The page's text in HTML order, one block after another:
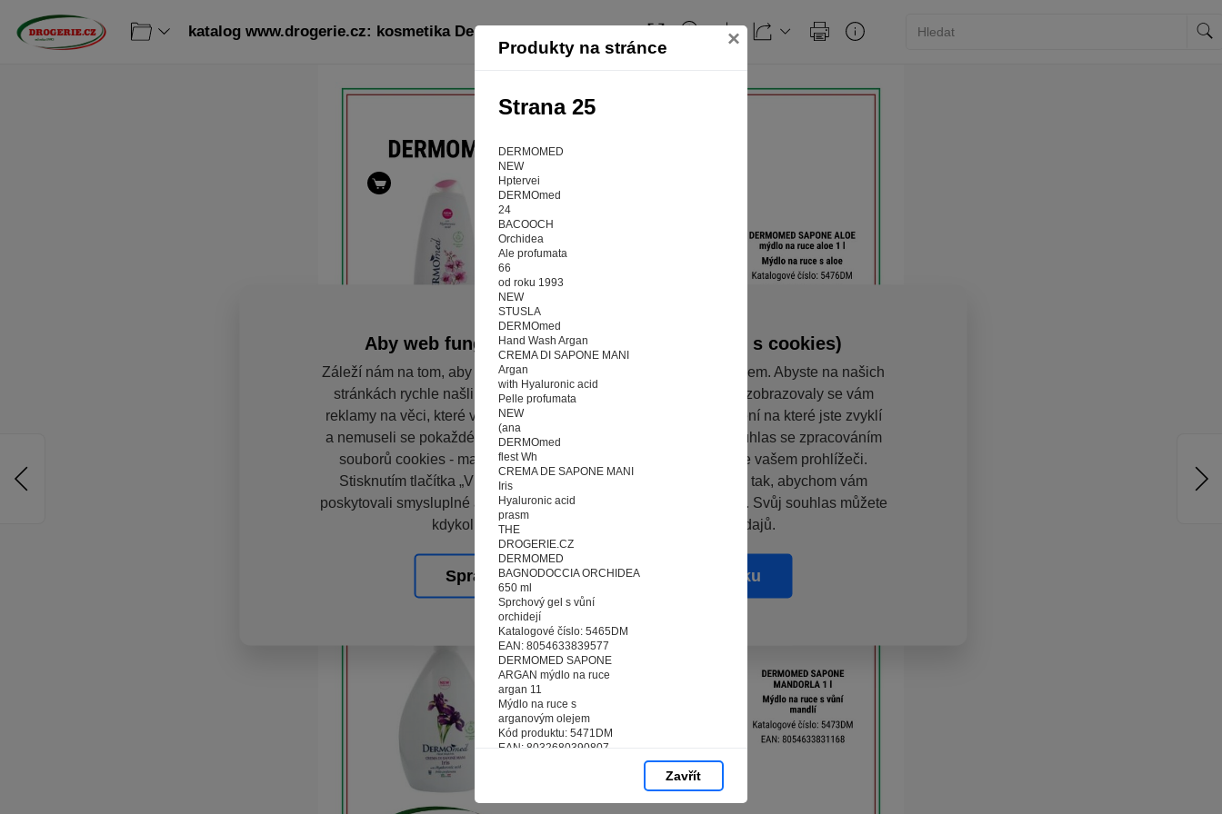
Produkty na stránce ×
Strana 25
DERMOMED
NEW
Hptervei
DERMOmed
24
BACOOCH
Orchidea
Ale profumata
66
od roku 1993
NEW
STUSLA
DERMOmed
Hand Wash Argan
CREMA DI SAPONE MANI
Argan
with Hyaluronic acid
Pelle profumata
NEW
(ana
DERMOmed
flest Wh
CREMA DE SAPONE MANI
Iris
Hyaluronic acid
prasm
THE
DROGERIE.CZ
DERMOMED
BAGNODOCCIA ORCHIDEA
650 ml
Sprchový gel s vůní
orchidejí
Katalogové číslo: 5465DM
EAN: 8054633839577
DERMOMED SAPONE
ARGAN mýdlo na ruce
argan 11
Mýdlo na ruce s
arganovým olejem
Kód produktu: 5471DM
EAN: 8032680390807
kosatce
Zavřít
katalog www.drogerie.cz: kosmetika Dermomed
Aby web fungoval tak, jak ho znáte (souhlas s cookies)
Záleží nám na tom, aby pro vás nakupování bylo co nejlepší zážitkem. Abyste na našich
stránkách rychle našli to, co hledáte, ušetřili spoustu klikání a nezobrazovaly se vám
reklamy na věci, které vás nezajímají. Abyste web viděli v zobrazení na které jste zvyklí
a nemuseli se pokaždé přihlašovat. Proto od vás potřebujeme souhlas se zpracováním
souborů cookies - malých souborů, které se dočasně ukládají ve vašem prohlížeči.
Stisknutím tlačítka „V pořádku“ souhlasíte s nastavením cookies tak, abychom vám
poskytovali smysluplné a užitečné služby na základě vašich údajů. Svůj souhlas můžete
kdykoli změnit na stránce zpracování osobních údajů.
Spravovat cookies V pořádku